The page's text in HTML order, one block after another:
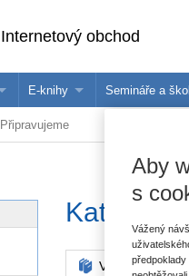
Internetový obchod
E-knihy
Jak na naše e-knihy?
Semináře a
Školení
Připravujeme
Katalog
Všechny
Aby
s
Vážený